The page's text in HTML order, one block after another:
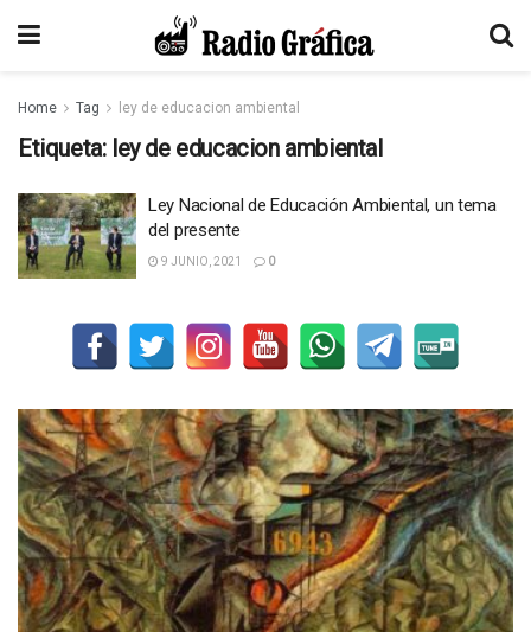
Home Tag ley de educacion ambiental
Etiqueta: ley de educacion ambiental
Ley Nacional de Educación Ambiental, un tema
del presente
9 JUNIO, 2021 0